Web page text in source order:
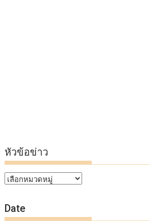
หัวข้อข่าว
หัวข้อ
Date